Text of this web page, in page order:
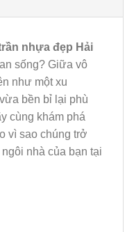
nhựa đẹp Hải
sống? Giữa vô
như một xu
bền bỉ lại phù
cùng khám phá
vì sao chúng trở
nhà của bạn tại